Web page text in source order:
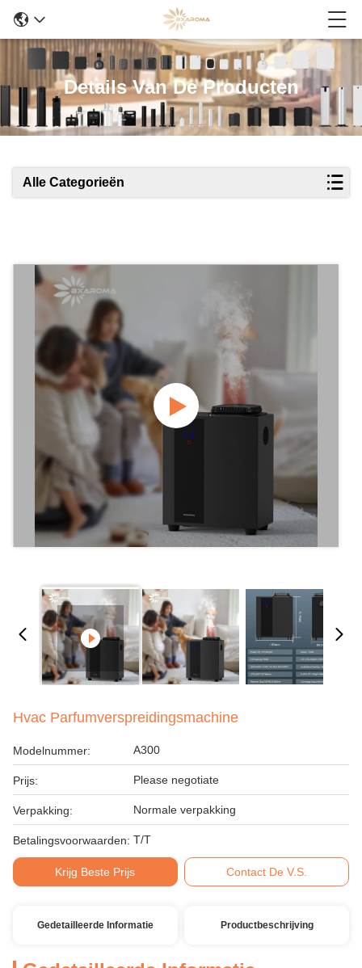
Details Van De Producten
Alle Categorieën
Hvac Parfumverspreidingsmachine
Modelnummer: A300
Prijs: Please negotiate
Verpakking: Normale verpakking
Betalingsvoorwaarden: T/T
Krijg Beste Prijs Contact De V.S.
Gedetailleerde Informatie Productbeschrijving